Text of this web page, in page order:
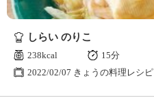
しらい のりこ
238kcal
15分
2022/02/07 きょうの料理レシピ